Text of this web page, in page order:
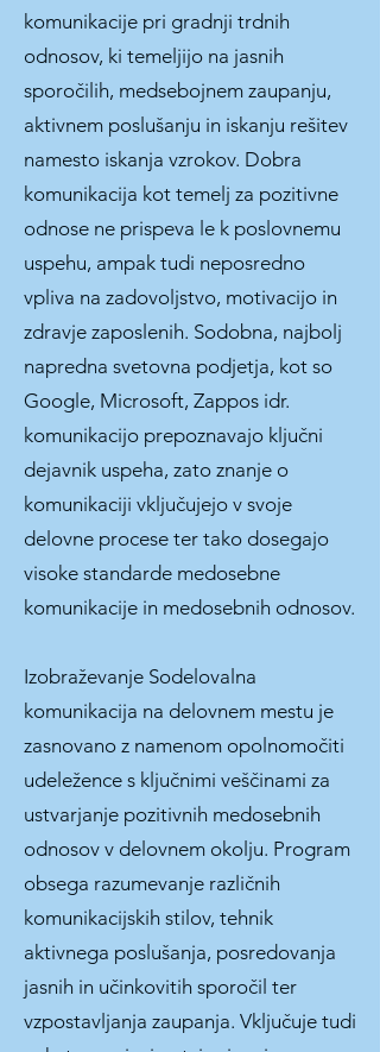
komunikacije pri gradnji trdnih
odnosov, ki temeljijo na jasnih
sporočilih, medsebojnem zaupanju,
aktivnem poslušanju in iskanju rešitev
namesto iskanja vzrokov. Dobra
komunikacija kot temelj za pozitivne
odnose ne prispeva le k poslovnemu
uspehu, ampak tudi neposredno
vpliva na zadovoljstvo, motivacijo in
zdravje zaposlenih. Sodobna, najbolj
napredna svetovna podjetja, kot so
Google, Microsoft, Zappos idr.
komunikacijo prepoznavajo ključni
dejavnik uspeha, zato znanje o
komunikaciji vključujejo v svoje
delovne procese ter tako dosegajo
visoke standarde medosebne
komunikacije in medosebnih odnosov.
Izobraževanje Sodelovalna
komunikacija na delovnem mestu je
zasnovano z namenom opolnomočiti
udeležence s ključnimi veščinami za
ustvarjanje pozitivnih medosebnih
odnosov v delovnem okolju. Program
obsega razumevanje različnih
komunikacijskih stilov, tehnik
aktivnega poslušanja, posredovanja
jasnih in učinkovitih sporočil ter
vzpostavljanja zaupanja. Vključuje tudi